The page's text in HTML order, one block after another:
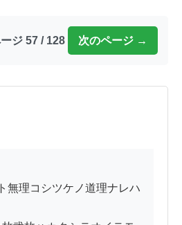
ジ 57 / 128 次のページ →